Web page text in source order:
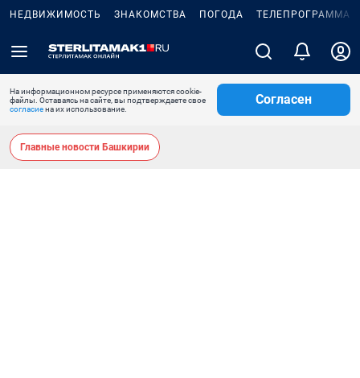
НЕДВИЖИМОСТЬ ЗНАКОМСТВА ПОГОДА ТЕЛЕПРОГРАММА
На информационном ресурсе применяются cookie-
файлы. Оставаясь на сайте, вы подтверждаете свое
согласиена их использование.
Согласен
Главные новости Башкирии